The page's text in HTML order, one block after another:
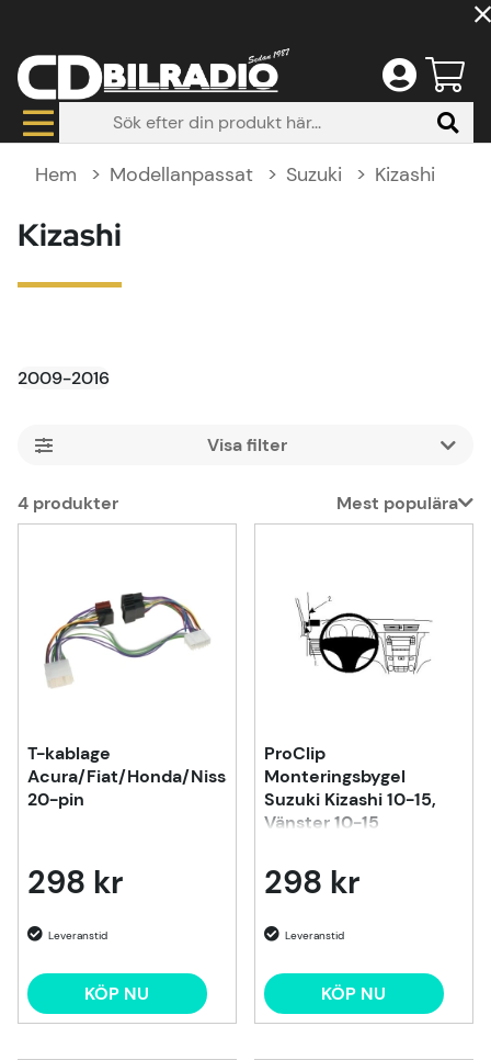
Hem Modellanpassat Suzuki Kizashi
Kizashi
2009-2016
Filtrera
4 produkter
Mest populära
T-kablage
Acura/Fiat/Honda/Nissan/Opel/Suzuki,
20-pin
298 kr
KÖP NU
ProClip
Monteringsbygel
Suzuki Kizashi 10-15,
Vänster 10-15
298 kr
KÖP NU